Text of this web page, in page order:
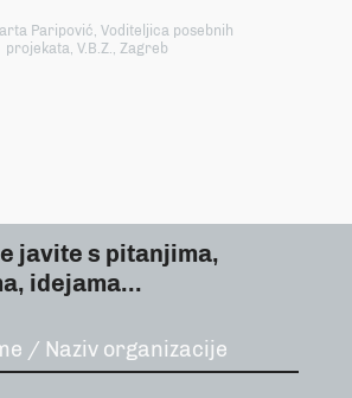
Paripović, Voditeljica posebnih
V.B.Z., Zagreb
javite s pitanjima,
idejama...